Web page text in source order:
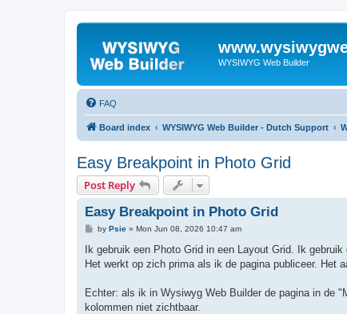
WYSIWYG Web Builder
FAQ
Board index WYSIWYG Web Builder - Dutch Support
Easy Breakpoint in Photo Grid
Post Reply
Easy Breakpoint in Photo Grid
P
s
by Psie» Mon Jun 08, 2026 10:47 am
Ik gebruik een Photo Grid in een Layout Grid. Ik
Het werkt op zich prima als ik de pagina publiceer. Het
Echter: als ik in Wysiwyg Web Builder de pagina in de
kolommen niet zichtbaar.